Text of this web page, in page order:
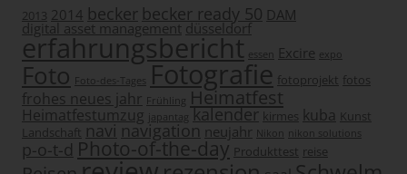
2013 2014 becker becker ready 50 DAM
digital asset management düsseldorf
erfahrungsbericht essen Excire expo
Foto Foto-des-Tages Fotografie fotoprojekt fotos
frohes neues jahr Frühling Heimatfest
Heimatfestumzug japantag kalender kirmes kuba Kunst
Landschaft navinavigation neujahr Nikon nikon solutions
p-o-t-d Photo-of-the-day Produkttest reise